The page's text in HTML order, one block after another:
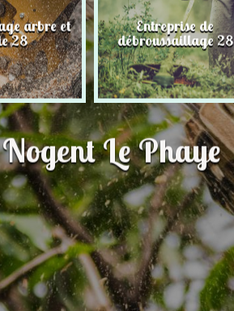
arbre et
28
Entreprise de
débroussaillage 28
Le Phaye